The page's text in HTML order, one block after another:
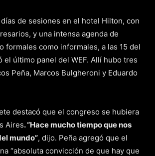
de sesiones en el hotel Hilton, con
y una intensa agenda de
formales como informales, a las 15 del
el último panel del WEF. Allí hubo tres
Peña, Marcos Bulgheroni y Eduardo
destacó que el congreso se hubiera
Aires. “Hace mucho tiempo que nos
mundo”, dijo. Peña agregó que el
“absoluta convicción de que hay que